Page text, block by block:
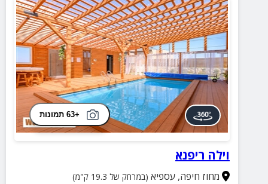
+63 תמונות
וילה ריפנא
מחוז חיפה,עספיא (במרחק של 19.3 ק"מ)